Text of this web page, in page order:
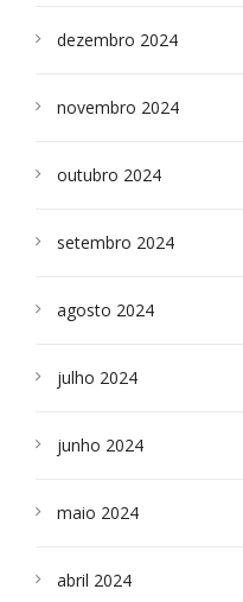
dezembro 2024
novembro 2024
outubro 2024
setembro 2024
agosto 2024
julho 2024
junho 2024
maio 2024
abril 2024